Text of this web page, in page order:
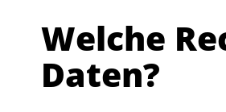
Welche
Daten?